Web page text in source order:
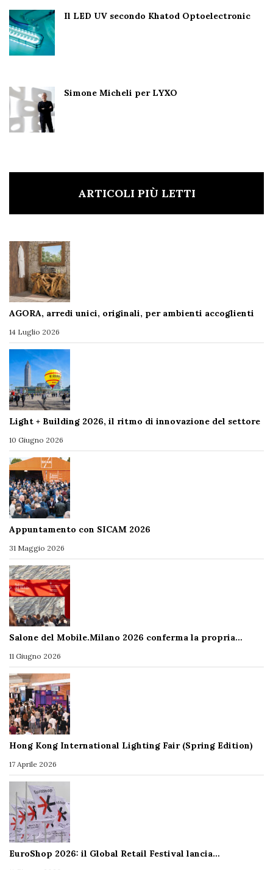
Il LED UV secondo Khatod Optoelectronic
Simone Micheli per LYXO
ARTICOLI PIÙ LETTI
AGORA, arredi unici, originali, per ambienti accoglienti
14 Luglio 2026
Light + Building 2026, il ritmo di innovazione del settore
10 Giugno 2026
Appuntamento con SICAM 2026
31 Maggio 2026
Salone del Mobile.Milano 2026 conferma la propria…
11 Giugno 2026
Hong Kong International Lighting Fair (Spring Edition)
17 Aprile 2026
EuroShop 2026: il Global Retail Festival lancia…